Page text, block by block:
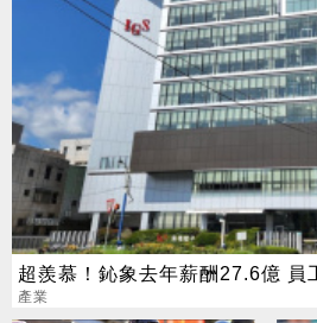
超羨慕！鈊象去年薪酬27.6億 員
產業